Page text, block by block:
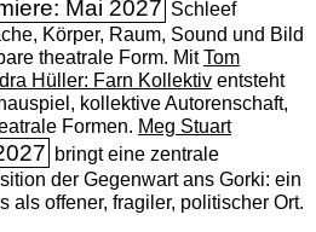
Mai 2027 Schleef
Körper, Raum, Sound und Bild
theatrale Form. MitTom
Hüller: Farn Kollektiventsteht
kollektive Autorenschaft,
Formen. Meg Stuart
bringt eine zentrale
der Gegenwart ans Gorki: ein
als offener, fragiler, politischer Ort.